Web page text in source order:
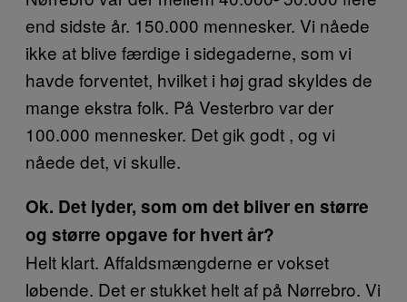
end sidste år. 150.000 mennesker. Vi nåede
ikke at blive færdige i sidegaderne, som vi
havde forventet, hvilket i høj grad skyldes de
mange ekstra folk. På Vesterbro var der
100.000 mennesker. Det gik godt , og vi
nåede det, vi skulle.
Ok. Det lyder, som om det bliver en større
og større opgave for hvert år?
Helt klart. Affaldsmængderne er vokset
løbende. Det er stukket helt af på Nørrebro. Vi